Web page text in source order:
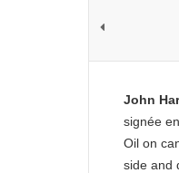
John
signée
Oil on
side and